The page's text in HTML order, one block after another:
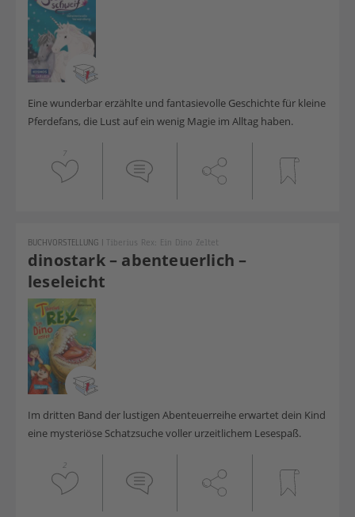
Eine wunderbar erzählte und fantasievolle Geschichte für kleine
Pferdefans, die Lust auf ein wenig Magie im Alltag haben.
7
dinostark – abenteuerlich –
leseleicht
BUCHVORSTELLUNG | Tiberius Rex: Ein Dino Zeltet
Im dritten Band der lustigen Abenteuerreihe erwartet dein Kind
eine mysteriöse Schatzsuche voller urzeitlichem Lesespaß.
2